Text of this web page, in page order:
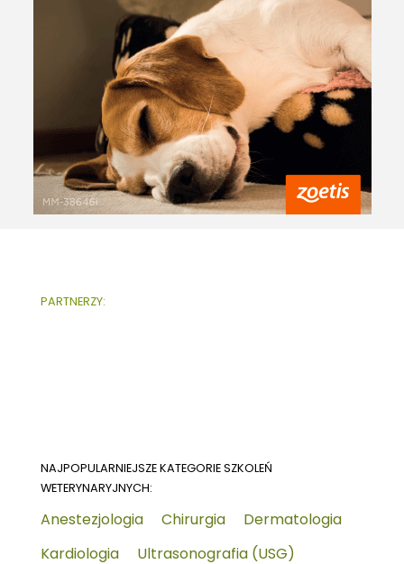
PARTNERZY:
NAJPOPULARNIEJSZE KATEGORIE SZKOLEŃ
WETERYNARYJNYCH:
Anestezjologia Chirurgia
Dermatologia
Kardiologia
Ultrasonografia (USG)